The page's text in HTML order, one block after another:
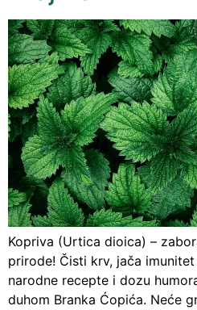
Kopriva (Urtica dioica) –
prirode! Čisti krv, jača
narodne recepte i dozu
duhom Branka Ćopića. Neće